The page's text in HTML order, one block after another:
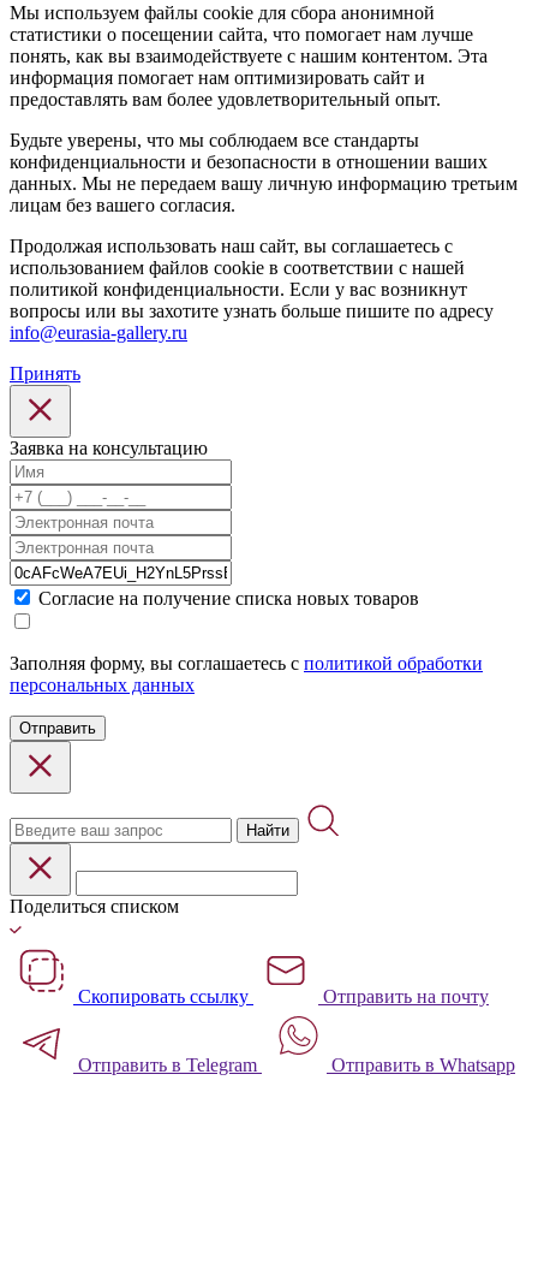
Мы используем файлы cookie для сбора анонимной
статистики о посещении сайта, что помогает нам лучше
понять, как вы взаимодействуете с нашим контентом. Эта
информация помогает нам оптимизировать сайт и
предоставлять вам более удовлетворительный опыт.
Будьте уверены, что мы соблюдаем все стандарты
конфиденциальности и безопасности в отношении ваших
данных. Мы не передаем вашу личную информацию третьим
лицам без вашего согласия.
Продолжая использовать наш сайт, вы соглашаетесь с
использованием файлов cookie в соответствии с нашей
политикой конфиденциальности. Если у вас возникнут
вопросы или вы захотите узнать больше пишите по адресу
info@eurasia-gallery.ru
Принять
Заявка на консультацию
Cогласие на получение списка новых товаров
Заполняя форму, вы соглашаетесь с политикой обработки
персональных данных
Отправить
Найти
Поделиться списком
Скопировать ссылку Отправить на почту
Отправить в Telegram Отправить в Whatsapp